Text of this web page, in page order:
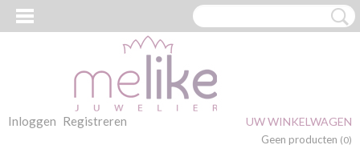
Inloggen Registreren UW WINKELWAGEN
Geen producten (0)